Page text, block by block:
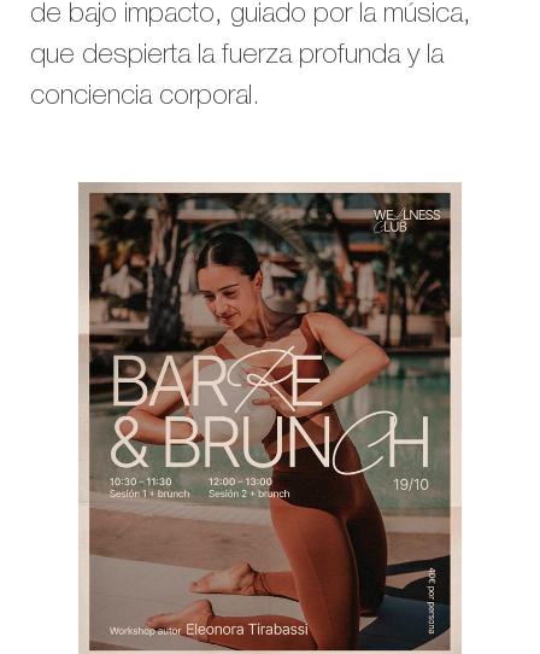
de bajo impacto, guiado por la música,
que despierta la fuerza profunda y la
conciencia corporal.